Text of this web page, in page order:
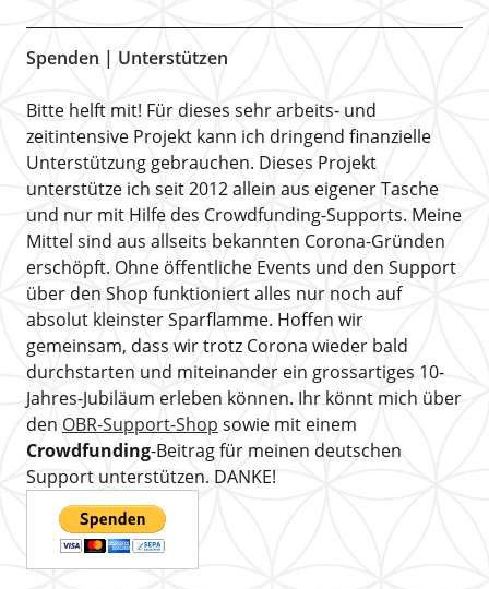
Spenden | Unterstützen
Bitte helft mit! Für dieses sehr arbeits- und
zeitintensive Projekt kann ich dringend finanzielle
Unterstützung gebrauchen. Dieses Projekt
unterstütze ich seit 2012 allein aus eigener Tasche
und nur mit Hilfe des Crowdfunding-Supports. Meine
Mittel sind aus allseits bekannten Corona-Gründen
erschöpft. Ohne öffentliche Events und den Support
über den Shop funktioniert alles nur noch auf
absolut kleinster Sparflamme. Hoffen wir
gemeinsam, dass wir trotz Corona wieder bald
durchstarten und miteinander ein grossartiges 10-
Jahres-Jubiläum erleben können. Ihr könnt mich über
den OBR-Support-Shop sowie mit einem
Crowdfunding-Beitrag für meinen deutschen
Support unterstützen. DANKE!